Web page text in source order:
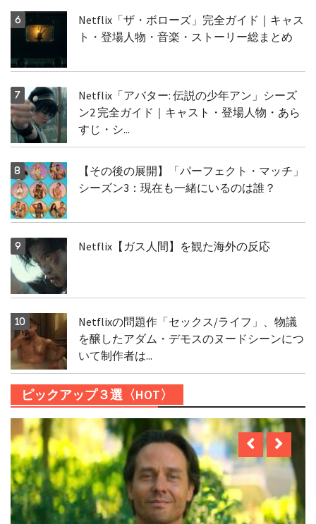
Netflix「ザ・ボローズ」完全ガイド｜キャス
ト・登場人物・音楽・ストーリー総まとめ
Netflix「アバター: 伝説の少年アン」シーズ
ン2 完全ガイド｜キャスト・登場人物・あら
すじ・シ...
【その後の展開】「パーフェクト・マッチ」
シーズン3：現在も一緒にいるのは誰？
Netflix【ガス人間】を観た海外の反応
Netflixの問題作「セックス/ライフ」、物議
を醸したアダム・デモスのヌードシーンにつ
いて制作者は...
ピックアップ３選〈HOT〉